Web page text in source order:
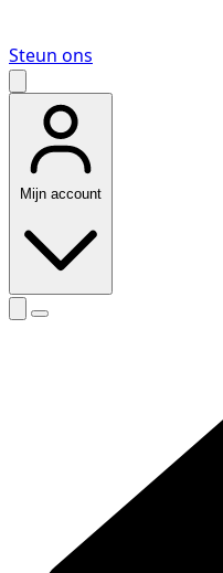
Steun ons
Mijn account